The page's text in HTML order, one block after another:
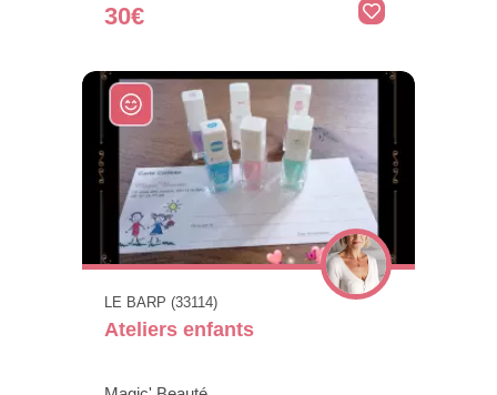
30€
LE BARP (33114)
Ateliers enfants